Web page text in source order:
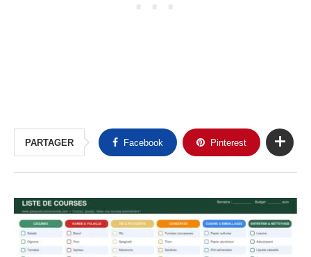
PARTAGER Facebook Pinterest